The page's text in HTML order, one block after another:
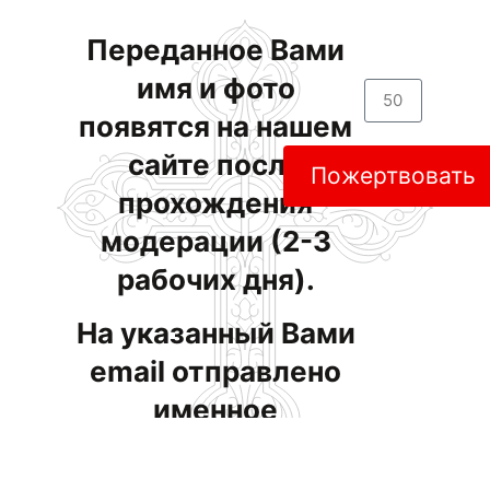
Переданное Вами
имя и фото
появятся на нашем
сайте после
прохождения
модерации (2-3
рабочих дня).
На указанный Вами
email отправлено
именное
Пожертвовать